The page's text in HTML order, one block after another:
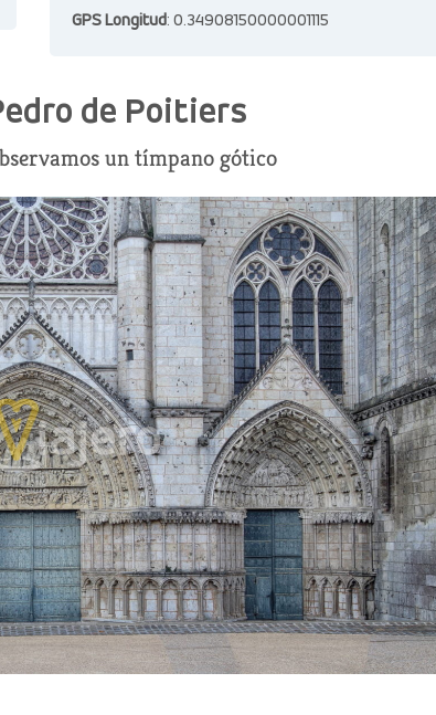
GPS Longitud: 0.34908150000001115
de Poitiers
un tímpano gótico